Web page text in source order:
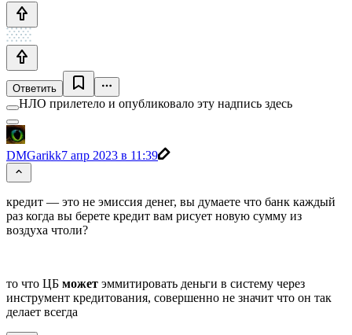
Ответить
НЛО прилетело и опубликовало эту надпись здесь
DMGarikk7 апр 2023 в 11:39
кредит — это не эмиссия денег, вы думаете что банк каждый
раз когда вы берете кредит вам рисует новую сумму из
воздуха чтоли?
то что ЦБ может эммитировать деньги в систему через
инструмент кредитования, совершенно не значит что он так
делает всегда